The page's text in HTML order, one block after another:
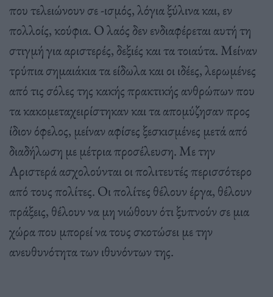
που τελειώνουν σε -ισμός, λόγια ξύλινα και, εν
πολλοίς, κούφια. Ο λαός δεν ενδιαφέρεται αυτή τη
στιγμή για αριστερές, δεξιές και τα τοιαύτα. Μείναν
τρύπια σημαιάκια τα είδωλα και οι ιδέες, λερωμένες
από τις σόλες της κακής πρακτικής ανθρώπων που
τα κακομεταχειρίστηκαν και τα απομύζησαν προς
ίδιον όφελος, μείναν αφίσες ξεσκισμένες μετά από
διαδήλωση με μέτρια προσέλευση. Με την
Αριστερά ασχολούνται οι πολιτευτές περισσότερο
από τους πολίτες. Οι πολίτες θέλουν έργα, θέλουν
πράξεις, θέλουν να μη νιώθουν ότι ξυπνούν σε μια
χώρα που μπορεί να τους σκοτώσει με την
ανευθυνότητα των ιθυνόντων της.